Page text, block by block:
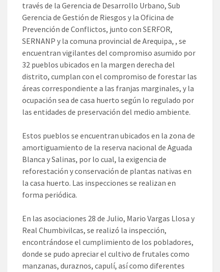
través de la Gerencia de Desarrollo Urbano, Sub
Gerencia de Gestión de Riesgos y la Oficina de
Prevención de Conflictos, junto con SERFOR,
SERNANP y la comuna provincial de Arequipa, , se
encuentran vigilantes del compromiso asumido por
32 pueblos ubicados en la margen derecha del
distrito, cumplan con el compromiso de forestar las
áreas correspondiente a las franjas marginales, y la
ocupación sea de casa huerto según lo regulado por
las entidades de preservación del medio ambiente.
Estos pueblos se encuentran ubicados en la zona de
amortiguamiento de la reserva nacional de Aguada
Blanca y Salinas, por lo cual, la exigencia de
reforestación y conservación de plantas nativas en
la casa huerto. Las inspecciones se realizan en
forma periódica.
En las asociaciones 28 de Julio, Mario Vargas Llosa y
Real Chumbivilcas, se realizó la inspección,
encontrándose el cumplimiento de los pobladores,
donde se pudo apreciar el cultivo de frutales como
manzanas, duraznos, capulí, así como diferentes